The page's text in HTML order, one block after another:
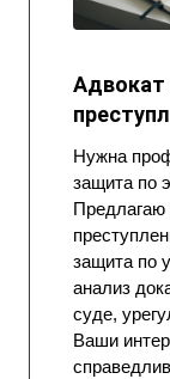
Адвокат
Нужна
защита по
Предлагаю
защита по
анализ
суде,
Ваши